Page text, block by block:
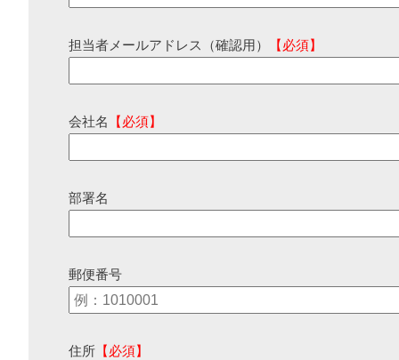
担当者メールアドレス（確認用） 【必須】
会社名 【必須】
部署名
郵便番号
住所 【必須】